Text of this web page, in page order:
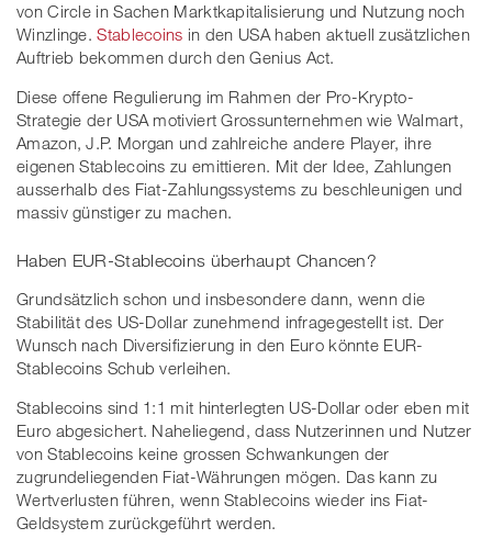
von Circle in Sachen Marktkapitalisierung und Nutzung noch
Winzlinge.Stablecoins in den USA haben aktuell zusätzlichen
Auftrieb bekommen durch den Genius Act.
Diese offene Regulierung im Rahmen der Pro-Krypto-
Strategie der USA motiviert Grossunternehmen wie Walmart,
Amazon, J.P. Morgan und zahlreiche andere Player, ihre
eigenen Stablecoins zu emittieren. Mit der Idee, Zahlungen
ausserhalb des Fiat-Zahlungssystems zu beschleunigen und
massiv günstiger zu machen.
Haben EUR-Stablecoins überhaupt Chancen?
Grundsätzlich schon und insbesondere dann, wenn die
Stabilität des US-Dollar zunehmend infragegestellt ist. Der
Wunsch nach Diversifizierung in den Euro könnte EUR-
Stablecoins Schub verleihen.
Stablecoins sind 1:1 mit hinterlegten US-Dollar oder eben mit
Euro abgesichert. Naheliegend, dass Nutzerinnen und Nutzer
von Stablecoins keine grossen Schwankungen der
zugrundeliegenden Fiat-Währungen mögen. Das kann zu
Wertverlusten führen, wenn Stablecoins wieder ins Fiat-
Geldsystem zurückgeführt werden.